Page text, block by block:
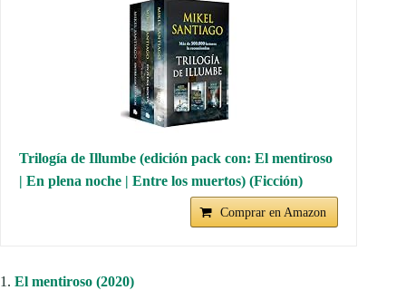
Trilogía de Illumbe (edición pack con: El mentiroso
| En plena noche | Entre los muertos) (Ficción)
Comprar en Amazon
1. El mentiroso (2020)